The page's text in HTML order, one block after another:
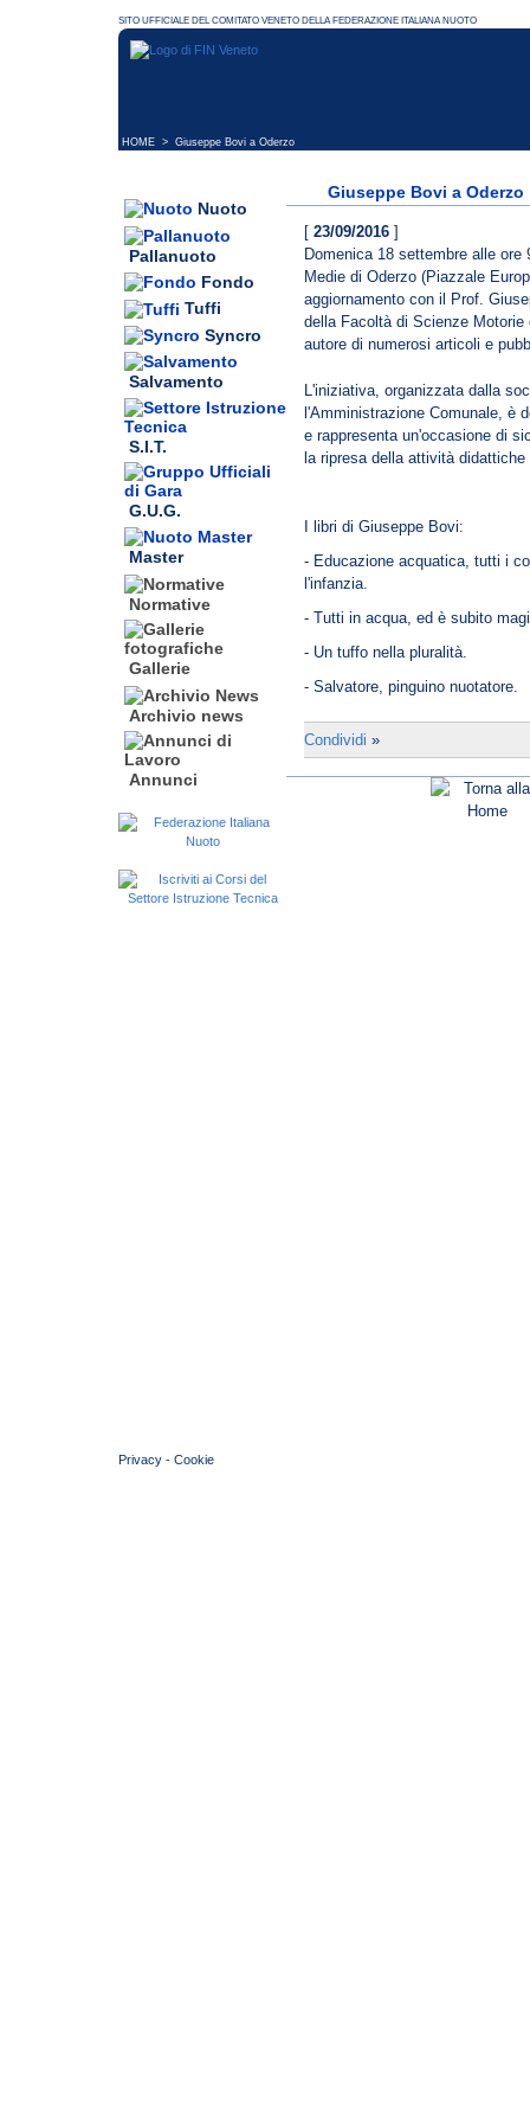
HOME > Giuseppe Bovi a Oderzo
Nuoto
Pallanuoto
Fondo
Tuffi
Syncro
Salvamento
S.I.T.
G.U.G.
Master
Normative
Gallerie
Archivio news
Annunci
Giuseppe Bovi a Oderzo
[ 23/09/2016 ]
Domenica 18 settembre alle
Medie di Oderzo (Piazzale
aggiornamento con il Prof.
della Facoltà di Scienze
autore di numerosi articoli e
L'iniziativa, organizzata dalla
l'Amministrazione Comunale, è
e rappresenta un'occasione di
la ripresa della attività
I libri di Giuseppe Bovi:
- Educazione acquatica, tutti i
l'infanzia.
- Tutti in acqua, ed è subito
- Un tuffo nella pluralità.
- Salvatore, pinguino nuotatore.
Condividi »
Privacy - Cookie